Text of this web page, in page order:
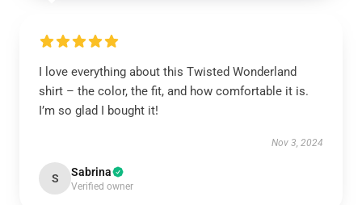
I love everything about this Twisted Wonderland
shirt – the color, the fit, and how comfortable it is.
I’m so glad I bought it!
Nov 3, 2024
S Sabrina
Verified owner